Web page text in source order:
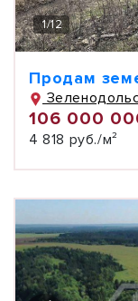
1/12
Продам
106 000
4 818 руб./м²